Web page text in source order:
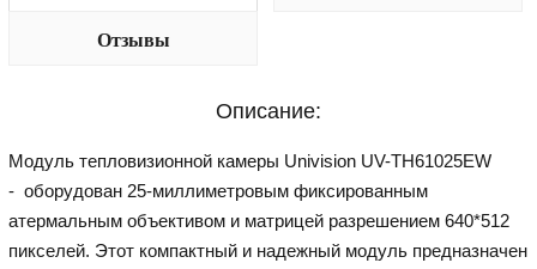
Отзывы
Описание:
Модуль тепловизионной камеры Univision UV-TH61025EW
- оборудован 25-миллиметровым фиксированным
атермальным объективом и матрицей разрешением 640*512
пикселей. Этот компактный и надежный модуль предназначен